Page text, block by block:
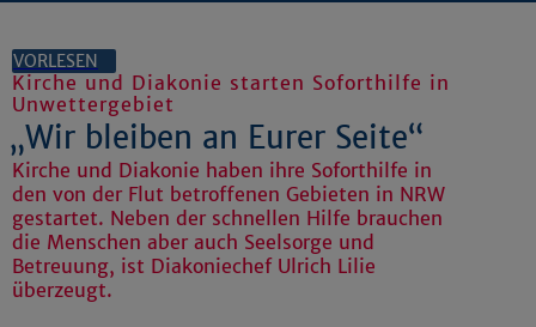
VORLESEN
Kirche und Diakonie starten Soforthilfe in
Unwettergebiet
„Wir bleiben an Eurer Seite“
Kirche und Diakonie haben ihre Soforthilfe in
den von der Flut betroffenen Gebieten in NRW
gestartet. Neben der schnellen Hilfe brauchen
die Menschen aber auch Seelsorge und
Betreuung, ist Diakoniechef Ulrich Lilie
überzeugt.